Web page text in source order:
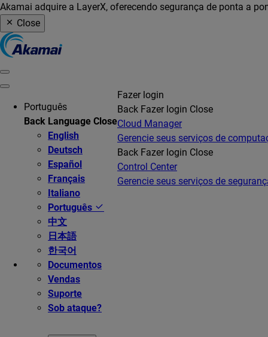
Akamai adquire a LayerX, oferecendo segurança de ponta a
Close
Português
Back Language Close
English
Deutsch
Español
Français
Italiano
Português
中文
日本語
한국어
Documentos
Vendas
Suporte
Sob ataque?
Fazer login
Back Fazer login Close
Cloud Manager
Gerencie seus serviços de
Back Fazer login Close
Control Center
Gerencie seus serviços de